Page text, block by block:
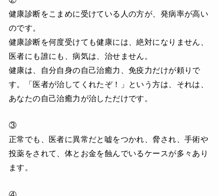
健康診断をこまめに受けている人の方が、発病率が高い
のです。
健康診断を何度受けても健康には、絶対になりません、
医者にも誰にも、病気は、治せません。
健康は、自分自身の自己治癒力、免疫力だけが頼りで
す。「医者が治してくれたぞ！」という方は、それは、
あなたの自己治癒力が治しただけです。
③
正常でも、医者に異常だと嘘をつかれ、脅され、手術や
投薬をされて、体とお金を蝕んでいるケースが多々あり
ます。